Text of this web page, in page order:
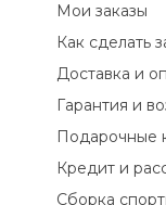
Мои заказы
Как сделать
Доставка и
Гарантия и
Подарочные
Кредит и
Сборка